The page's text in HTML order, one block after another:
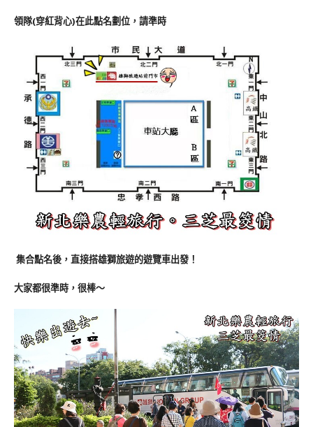
領隊(穿紅背心)在此點名劃位，請準時
集合點名後，直接搭雄獅旅遊的遊覽車出發！
大家都很準時，很棒～